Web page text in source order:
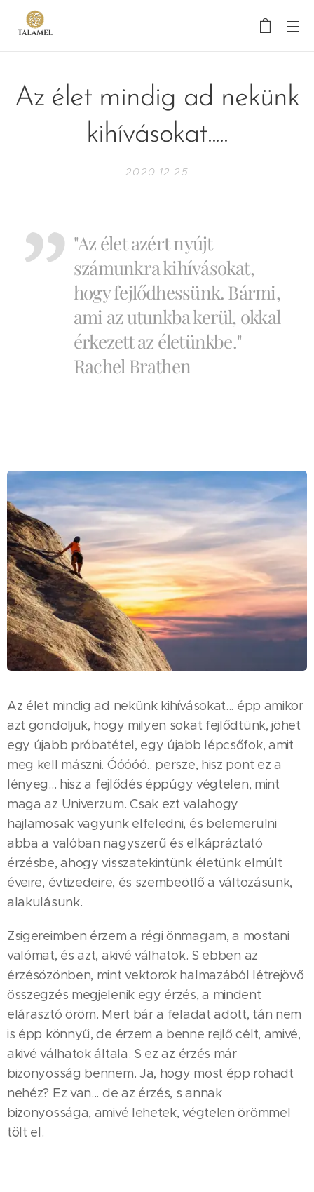
Az élet mindig ad nekünk
kihívásokat.....
2020.12.25
"Az élet azért nyújt
számunkra kihívásokat,
hogy fejlődhessünk. Bármi,
ami az utunkba kerül, okkal
érkezett az életünkbe."
Rachel Brathen
Az élet mindig ad nekünk kihívásokat... épp amikor
azt gondoljuk, hogy milyen sokat fejlődtünk, jöhet
egy újabb próbatétel, egy újabb lépcsőfok, amit
meg kell mászni. Óóóóó.. persze, hisz pont ez a
lényeg... hisz a fejlődés éppúgy végtelen, mint
maga az Univerzum. Csak ezt valahogy
hajlamosak vagyunk elfeledni, és belemerülni
abba a valóban nagyszerű és elkápráztató
érzésbe, ahogy visszatekintünk életünk elmúlt
éveire, évtizedeire, és szembeötlő a változásunk,
alakulásunk.
Zsigereimben érzem a régi önmagam, a mostani
valómat, és azt, akivé válhatok. S ebben az
érzésözönben, mint vektorok halmazából létrejövő
összegzés megjelenik egy érzés, a mindent
elárasztó öröm. Mert bár a feladat adott, tán nem
is épp könnyű, de érzem a benne rejlő célt, amivé,
akivé válhatok általa. S ez az érzés már
bizonyosság bennem. Ja, hogy most épp rohadt
nehéz? Ez van... de az érzés, s annak
bizonyossága, amivé lehetek, végtelen örömmel
tölt el.